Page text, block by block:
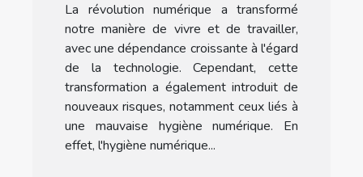
La révolution numérique a transformé
notre manière de vivre et de travailler,
avec une dépendance croissante à l'égard
de la technologie. Cependant, cette
transformation a également introduit de
nouveaux risques, notamment ceux liés à
une mauvaise hygiène numérique. En
effet, l'hygiène numérique...